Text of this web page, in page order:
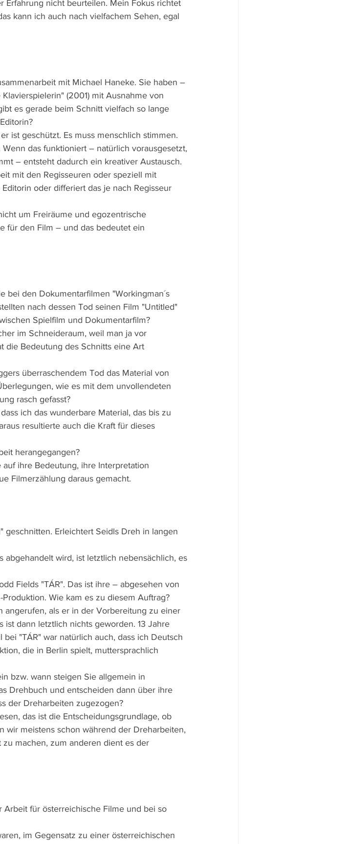
Erfahrung nicht beurteilen. Mein Fokus richtet
kann ich auch nach vielfachem Sehen, egal
mit Michael Haneke. Sie haben –
(2001) mit Ausnahme von
es gerade beim Schnitt vielfach so lange
ist geschützt. Es muss menschlich stimmen.
das funktioniert – natürlich vorausgesetzt,
– entsteht dadurch ein kreativer Austausch.
mit den Regisseuren oder speziell mit
oder differiert das je nach Regisseur
um Freiräume und egozentrische
für den Film – und das bedeutet ein
bei den Dokumentarfilmen "Workingman´s
nach dessen Tod seinen Film "Untitled"
Spielfilm und Dokumentarfilm?
im Schneideraum, weil man ja vor
die Bedeutung des Schnitts eine Art
überraschendem Tod das Material von
wie es mit dem unvollendeten
rasch gefasst?
ich das wunderbare Material, das bis zu
resultierte auch die Kraft für dieses
herangegangen?
ihre Bedeutung, ihre Interpretation
Filmerzählung daraus gemacht.
geschnitten. Erleichtert Seidls Dreh in langen
abgehandelt wird, ist letztlich nebensächlich, es
Fields "TÁR". Das ist ihre – abgesehen von
Wie kam es zu diesem Auftrag?
angerufen, als er in der Vorbereitung zu einer
ist dann letztlich nichts geworden. 13 Jahre
"TÁR" war natürlich auch, dass ich Deutsch
die in Berlin spielt, muttersprachlich
bzw. wann steigen Sie allgemein in
Drehbuch und entscheiden dann über ihre
der Dreharbeiten zugezogen?
das ist die Entscheidungsgrundlage, ob
wir meistens schon während der Dreharbeiten,
machen, zum anderen dient es der
für österreichische Filme und bei so
im Gegensatz zu einer österreichischen